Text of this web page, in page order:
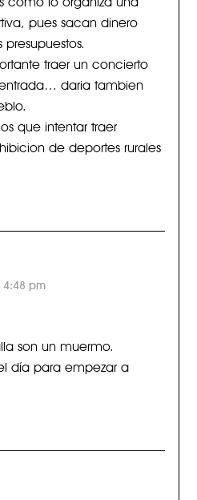
pues sacan dinero
presupuestos.
traer un concierto
daria tambien
que intentar traer
de deportes rurales
4:48 pm
son un muermo.
día para empezar a